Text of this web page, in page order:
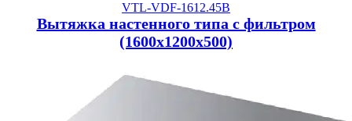
VTL-VDF-1612.45B
Вытяжка настенного типа с фильтром
(1600x1200x500)